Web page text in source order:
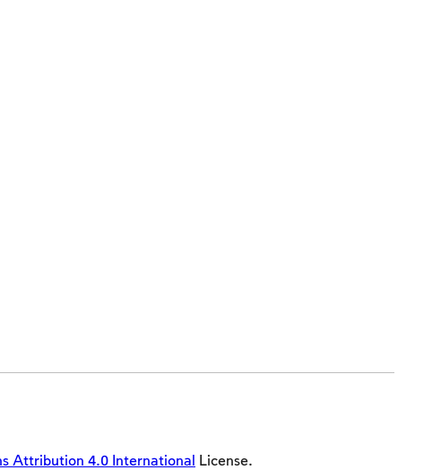
Attribution 4.0 International License.